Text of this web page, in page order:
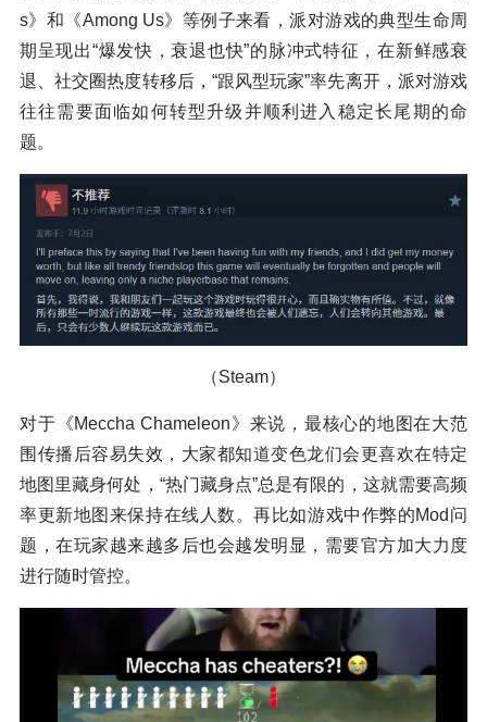
s》和《Among Us》等例子来看，派对游戏的典型生命周
期呈现出“爆发快，衰退也快”的脉冲式特征，在新鲜感衰
退、社交圈热度转移后，“跟风型玩家”率先离开，派对游戏
往往需要面临如何转型升级并顺利进入稳定长尾期的命
题。
（Steam）
对于《Meccha Chameleon》来说，最核心的地图在大范
围传播后容易失效，大家都知道变色龙们会更喜欢在特定
地图里藏身何处，“热门藏身点”总是有限的，这就需要高频
率更新地图来保持在线人数。再比如游戏中作弊的Mod问
题，在玩家越来越多后也会越发明显，需要官方加大力度
进行随时管控。